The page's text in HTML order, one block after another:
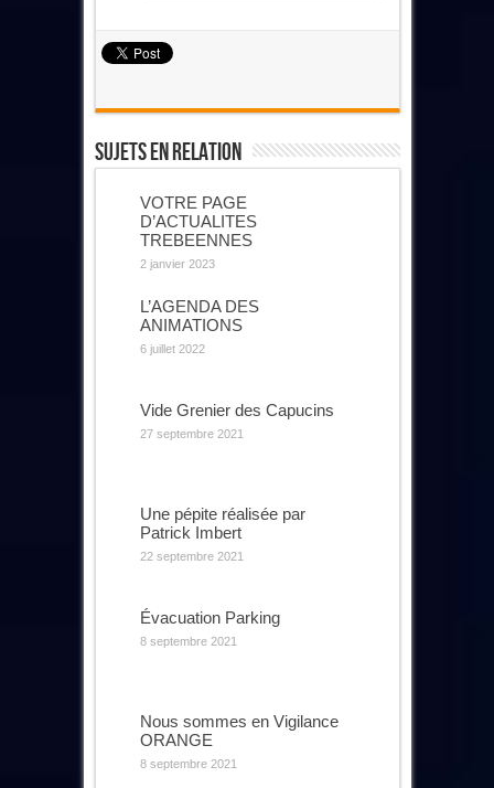
Sujets En Relation
VOTRE PAGE
D’ACTUALITES
TREBEENNES
2 janvier 2023
L’AGENDA DES
ANIMATIONS
6 juillet 2022
Vide Grenier des Capucins
27 septembre 2021
Une pépite réalisée par
Patrick Imbert
22 septembre 2021
Évacuation Parking
8 septembre 2021
Nous sommes en Vigilance
ORANGE
8 septembre 2021